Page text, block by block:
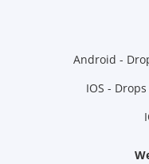
Android -
IOS -